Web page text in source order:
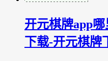
开元棋牌app
下载-开元棋牌